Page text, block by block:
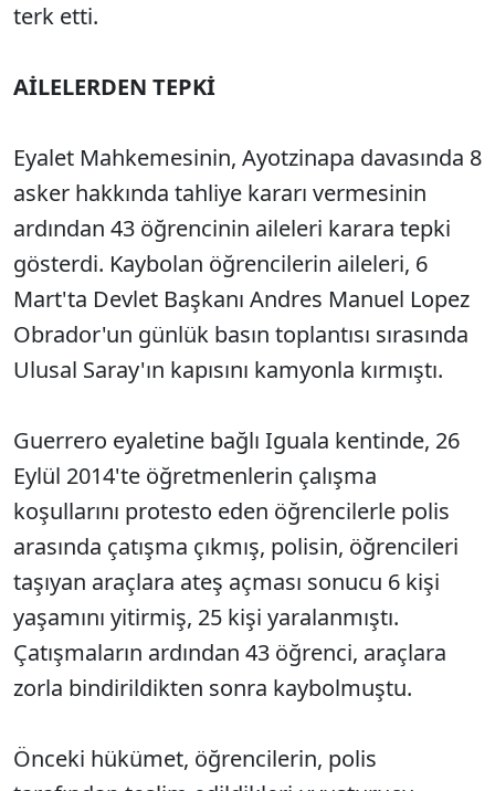
terk etti.
AİLELERDEN TEPKİ
Eyalet Mahkemesinin, Ayotzinapa davasında 8
asker hakkında tahliye kararı vermesinin
ardından 43 öğrencinin aileleri karara tepki
gösterdi. Kaybolan öğrencilerin aileleri, 6
Mart'ta Devlet Başkanı Andres Manuel Lopez
Obrador'un günlük basın toplantısı sırasında
Ulusal Saray'ın kapısını kamyonla kırmıştı.
Guerrero eyaletine bağlı Iguala kentinde, 26
Eylül 2014'te öğretmenlerin çalışma
koşullarını protesto eden öğrencilerle polis
arasında çatışma çıkmış, polisin, öğrencileri
taşıyan araçlara ateş açması sonucu 6 kişi
yaşamını yitirmiş, 25 kişi yaralanmıştı.
Çatışmaların ardından 43 öğrenci, araçlara
zorla bindirildikten sonra kaybolmuştu.
Önceki hükümet, öğrencilerin, polis